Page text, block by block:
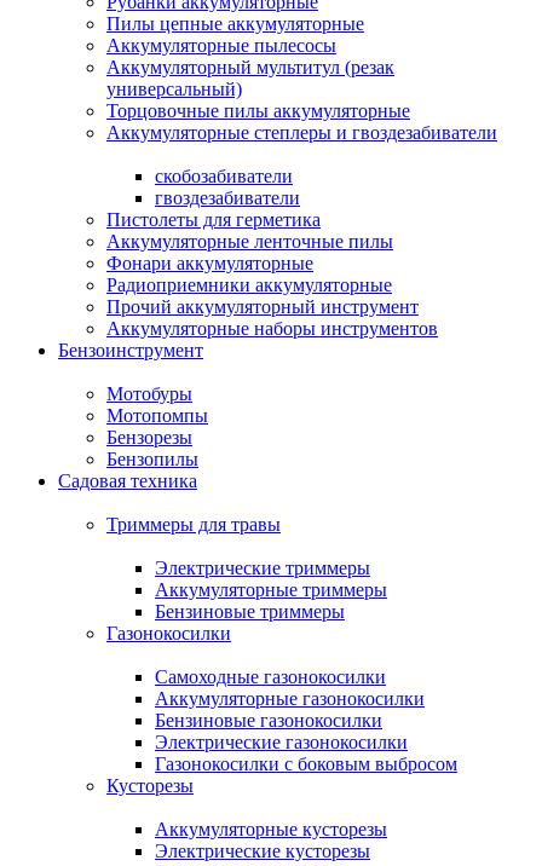
Пилы цепные аккумуляторные
Аккумуляторные пылесосы
Аккумуляторный мультитул (резак
универсальный)
Торцовочные пилы аккумуляторные
Аккумуляторные степлеры и гвоздезабиватели
скобозабиватели
гвоздезабиватели
Пистолеты для герметика
Аккумуляторные ленточные пилы
Фонари аккумуляторные
Радиоприемники аккумуляторные
Прочий аккумуляторный инструмент
Аккумуляторные наборы инструментов
Бензоинструмент
Мотобуры
Мотопомпы
Бензорезы
Бензопилы
Садовая техника
Триммеры для травы
Электрические триммеры
Аккумуляторные триммеры
Бензиновые триммеры
Газонокосилки
Самоходные газонокосилки
Аккумуляторные газонокосилки
Бензиновые газонокосилки
Электрические газонокосилки
Газонокосилки с боковым выбросом
Кусторезы
Аккумуляторные кусторезы
Электрические кусторезы